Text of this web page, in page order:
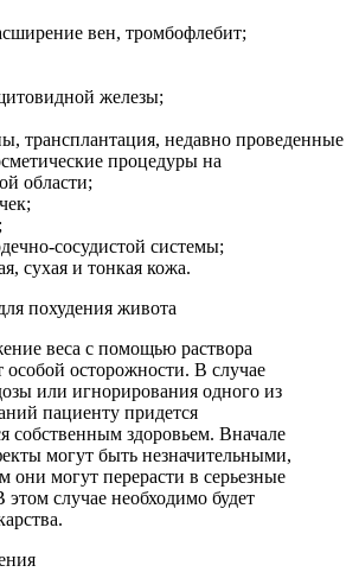
вен, тромбофлебит;
железы;
трансплантация, недавно проведенные
процедуры на
области;
сосудистой системы;
сухая и тонкая кожа.
веса с помощью раствора
особой осторожности. В случае
или игнорирования одного из
пациенту придется
собственным здоровьем. Вначале
могут быть незначительными,
они могут перерасти в серьезные
случае необходимо будет